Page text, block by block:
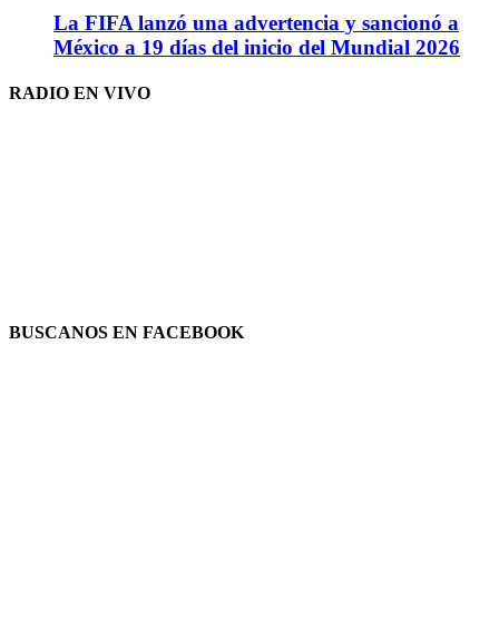
La FIFA lanzó una advertencia y sancionó a
México a 19 días del inicio del Mundial 2026
RADIO EN VIVO
BUSCANOS EN FACEBOOK